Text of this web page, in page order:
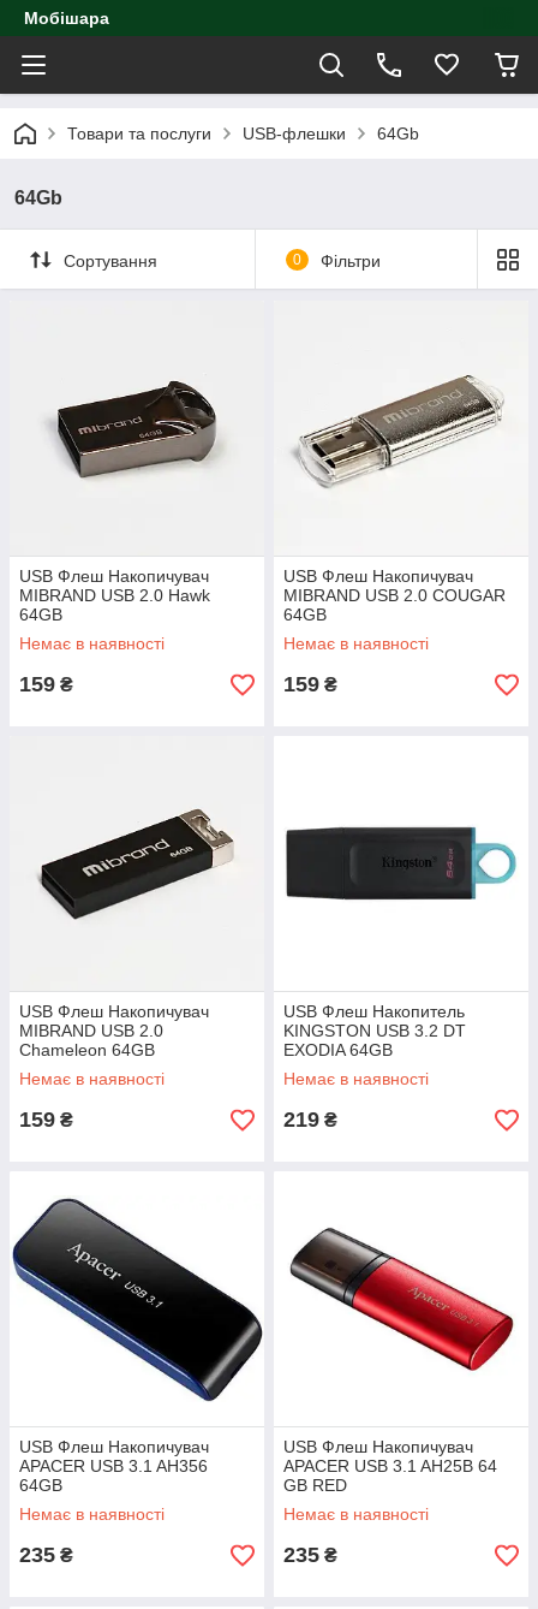
Мобішара
Товари та послуги USB-флешки 64Gb
64Gb
Сортування 0 Фільтри
USB Флеш Накопичувач
MIBRAND USB 2.0 Hawk
64GB
Немає в наявності
159 ₴
USB Флеш Накопичувач
MIBRAND USB 2.0 COUGAR
64GB
Немає в наявності
159 ₴
USB Флеш Накопичувач
MIBRAND USB 2.0
Chameleon 64GB
Немає в наявності
159 ₴
USB Флеш Накопитель
KINGSTON USB 3.2 DT
EXODIA 64GB
Немає в наявності
219 ₴
USB Флеш Накопичувач
APACER USB 3.1 AH356
64GB
Немає в наявності
235 ₴
USB Флеш Накопичувач
APACER USB 3.1 AH25B 64
GB RED
Немає в наявності
235 ₴